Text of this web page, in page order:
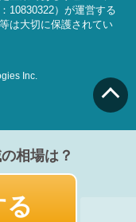
10830322）が運営する
は大切に保護されてい
Inc.
相場は？
る